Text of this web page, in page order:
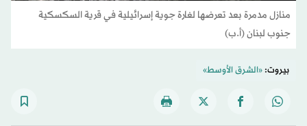
منازل مدمرة بعد تعرضها لغارة جوية إسرائيلية في قرية السكسكية
جنوب لبنان (أ.ب)
بيروت:«الشرق الأوسط»